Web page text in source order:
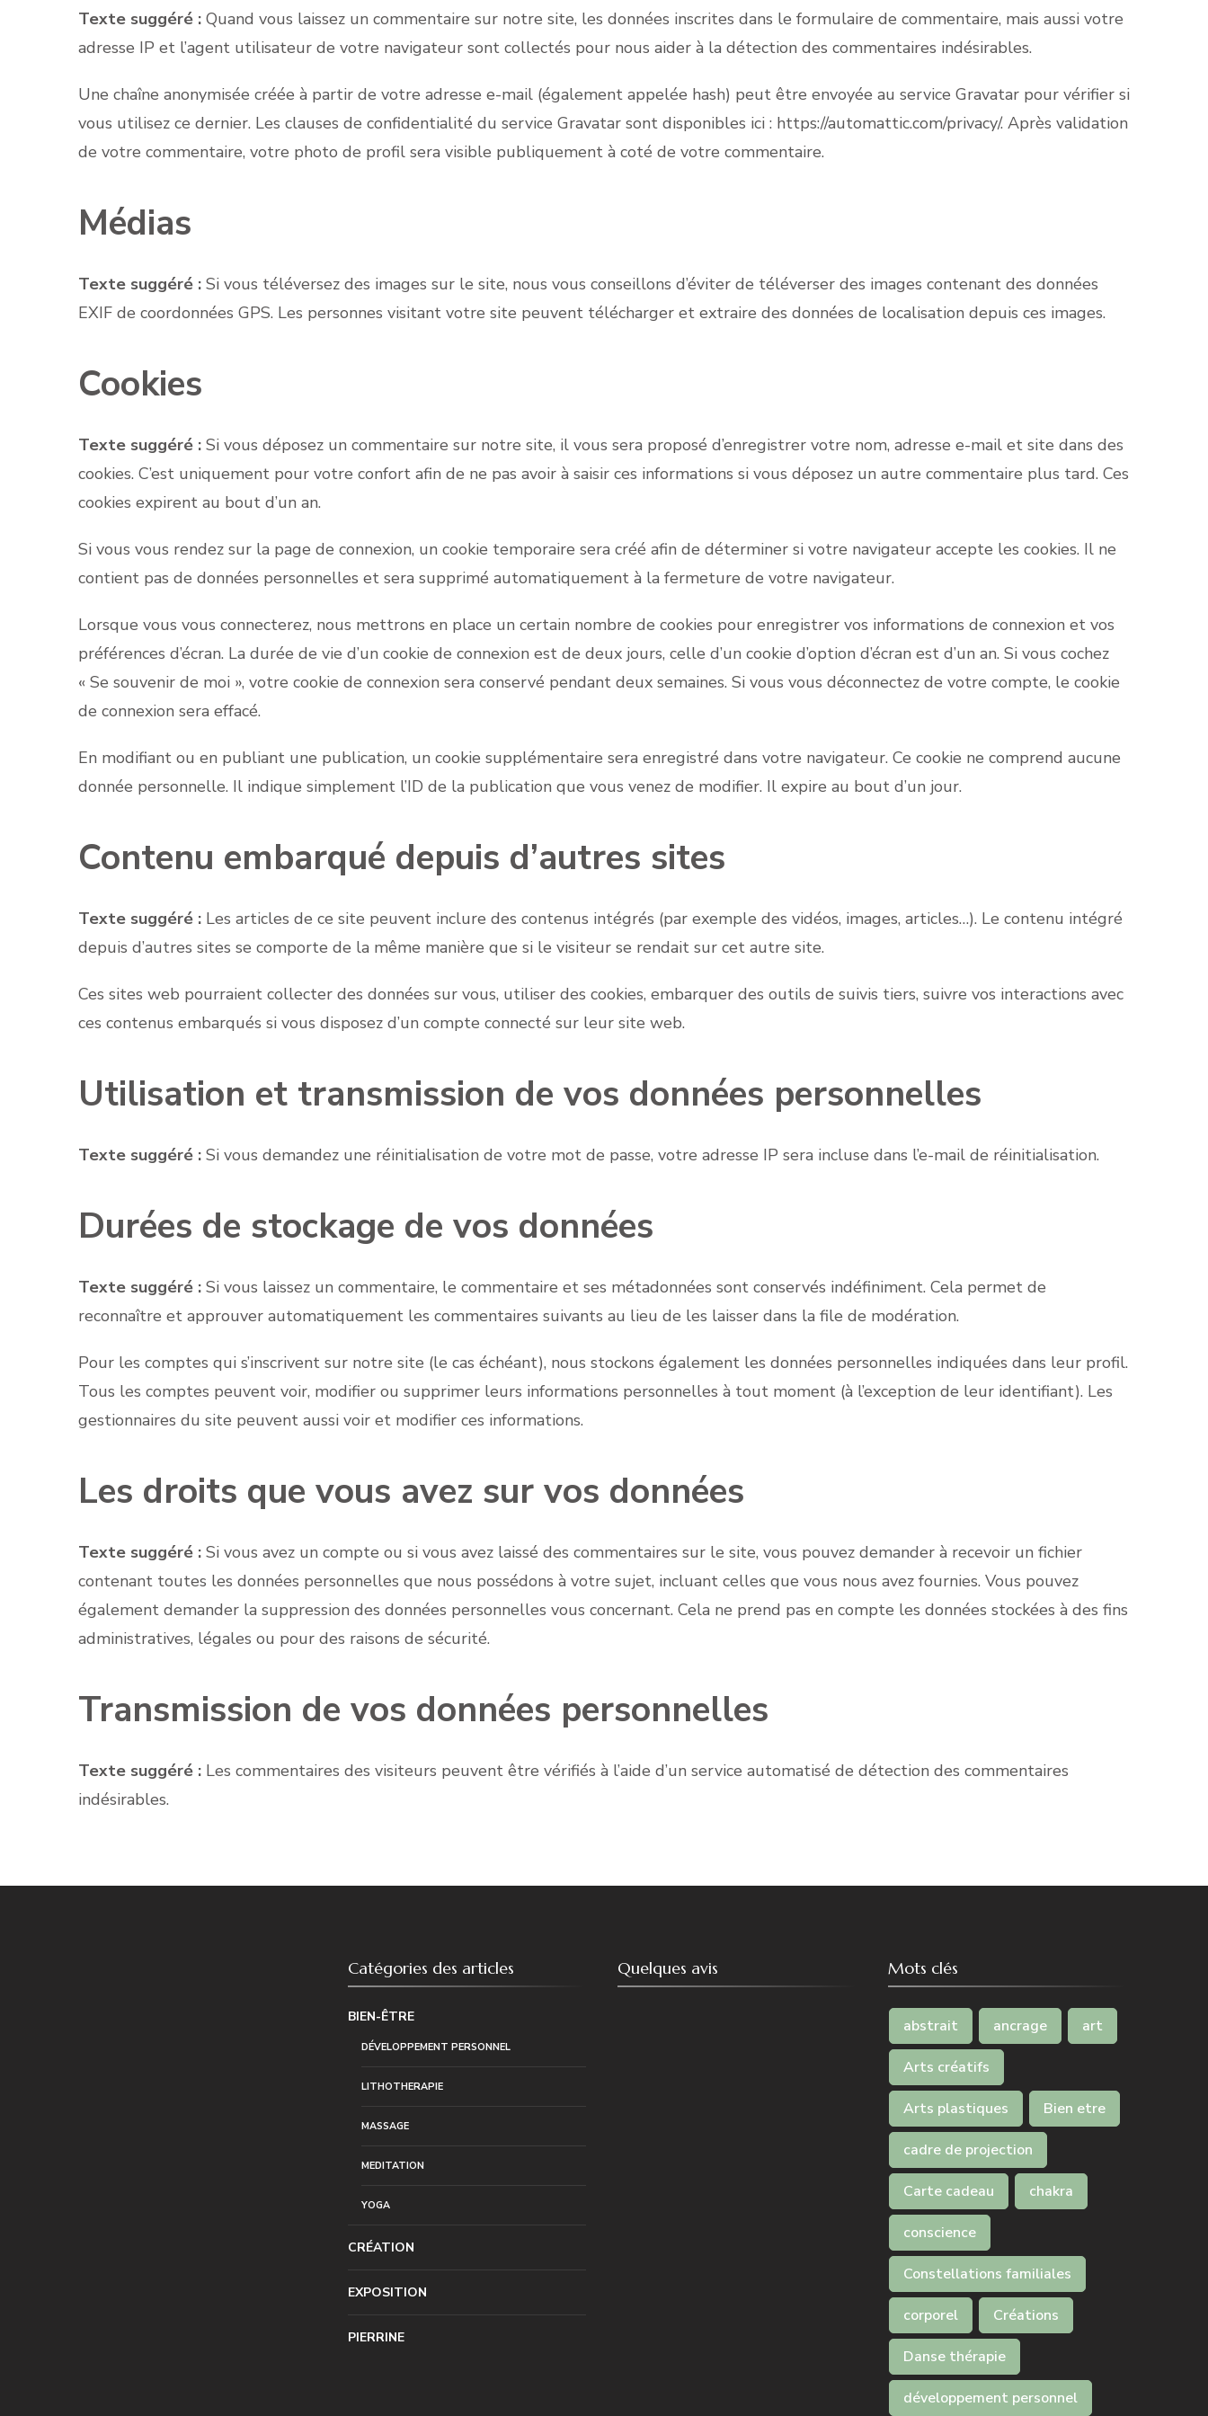
Texte suggéré : Quand vous laissez un commentaire sur notre site, les données inscrites dans le formulaire de commentaire, mais aussi votre
adresse IP et l’agent utilisateur de votre navigateur sont collectés pour nous aider à la détection des commentaires indésirables.
Une chaîne anonymisée créée à partir de votre adresse e-mail (également appelée hash) peut être envoyée au service Gravatar pour vérifier si
vous utilisez ce dernier. Les clauses de confidentialité du service Gravatar sont disponibles ici : https://automattic.com/privacy/. Après validation
de votre commentaire, votre photo de profil sera visible publiquement à coté de votre commentaire.
Médias
Texte suggéré : Si vous téléversez des images sur le site, nous vous conseillons d’éviter de téléverser des images contenant des données
EXIF de coordonnées GPS. Les personnes visitant votre site peuvent télécharger et extraire des données de localisation depuis ces images.
Cookies
Texte suggéré : Si vous déposez un commentaire sur notre site, il vous sera proposé d’enregistrer votre nom, adresse e-mail et site dans des
cookies. C’est uniquement pour votre confort afin de ne pas avoir à saisir ces informations si vous déposez un autre commentaire plus tard. Ces
cookies expirent au bout d’un an.
Si vous vous rendez sur la page de connexion, un cookie temporaire sera créé afin de déterminer si votre navigateur accepte les cookies. Il ne
contient pas de données personnelles et sera supprimé automatiquement à la fermeture de votre navigateur.
Lorsque vous vous connecterez, nous mettrons en place un certain nombre de cookies pour enregistrer vos informations de connexion et vos
préférences d’écran. La durée de vie d’un cookie de connexion est de deux jours, celle d’un cookie d’option d’écran est d’un an. Si vous cochez
« Se souvenir de moi », votre cookie de connexion sera conservé pendant deux semaines. Si vous vous déconnectez de votre compte, le cookie
de connexion sera effacé.
En modifiant ou en publiant une publication, un cookie supplémentaire sera enregistré dans votre navigateur. Ce cookie ne comprend aucune
donnée personnelle. Il indique simplement l’ID de la publication que vous venez de modifier. Il expire au bout d’un jour.
Contenu embarqué depuis d’autres sites
Texte suggéré : Les articles de ce site peuvent inclure des contenus intégrés (par exemple des vidéos, images, articles…). Le contenu intégré
depuis d’autres sites se comporte de la même manière que si le visiteur se rendait sur cet autre site.
Ces sites web pourraient collecter des données sur vous, utiliser des cookies, embarquer des outils de suivis tiers, suivre vos interactions avec
ces contenus embarqués si vous disposez d’un compte connecté sur leur site web.
Utilisation et transmission de vos données personnelles
Texte suggéré : Si vous demandez une réinitialisation de votre mot de passe, votre adresse IP sera incluse dans l’e-mail de réinitialisation.
Durées de stockage de vos données
Texte suggéré : Si vous laissez un commentaire, le commentaire et ses métadonnées sont conservés indéfiniment. Cela permet de
reconnaître et approuver automatiquement les commentaires suivants au lieu de les laisser dans la file de modération.
Pour les comptes qui s’inscrivent sur notre site (le cas échéant), nous stockons également les données personnelles indiquées dans leur profil.
Tous les comptes peuvent voir, modifier ou supprimer leurs informations personnelles à tout moment (à l’exception de leur identifiant). Les
gestionnaires du site peuvent aussi voir et modifier ces informations.
Les droits que vous avez sur vos données
Texte suggéré : Si vous avez un compte ou si vous avez laissé des commentaires sur le site, vous pouvez demander à recevoir un fichier
contenant toutes les données personnelles que nous possédons à votre sujet, incluant celles que vous nous avez fournies. Vous pouvez
également demander la suppression des données personnelles vous concernant. Cela ne prend pas en compte les données stockées à des fins
administratives, légales ou pour des raisons de sécurité.
Transmission de vos données personnelles
Texte suggéré : Les commentaires des visiteurs peuvent être vérifiés à l’aide d’un service automatisé de détection des commentaires
indésirables.
Catégories des articles
BIEN-ÊTRE
DÉVELOPPEMENT PERSONNEL
LITHOTHERAPIE
MASSAGE
MEDITATION
YOGA
CRÉATION
EXPOSITION
PIERRINE
Quelques avis Mots clés
abstrait ancrage art
Arts créatifs
Arts plastiques Bien etre
cadre de projection
Carte cadeau chakra
conscience
Constellations familiales
corporel Créations
Danse thérapie
développement personnel